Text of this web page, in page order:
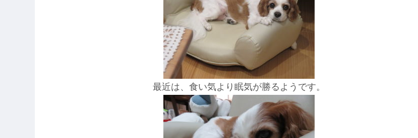
最近は、食い気より眠気が勝るようです。